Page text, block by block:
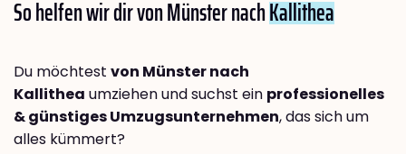
So helfen wir dir von Münster nachKallithea
Du möchtest von Münster nach
Kallithea umziehen und suchst ein professionelles
& günstiges Umzugsunternehmen, das sich um
alles kümmert?